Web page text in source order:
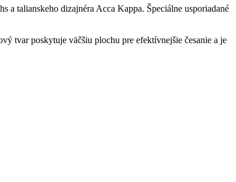
talianskeho dizajnéra Acca Kappa. Špeciálne usporiadané
tvar poskytuje väčšiu plochu pre efektívnejšie česanie a je